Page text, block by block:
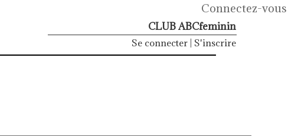
Connectez-vous
CLUB ABCfeminin
Se connecter S'inscrire